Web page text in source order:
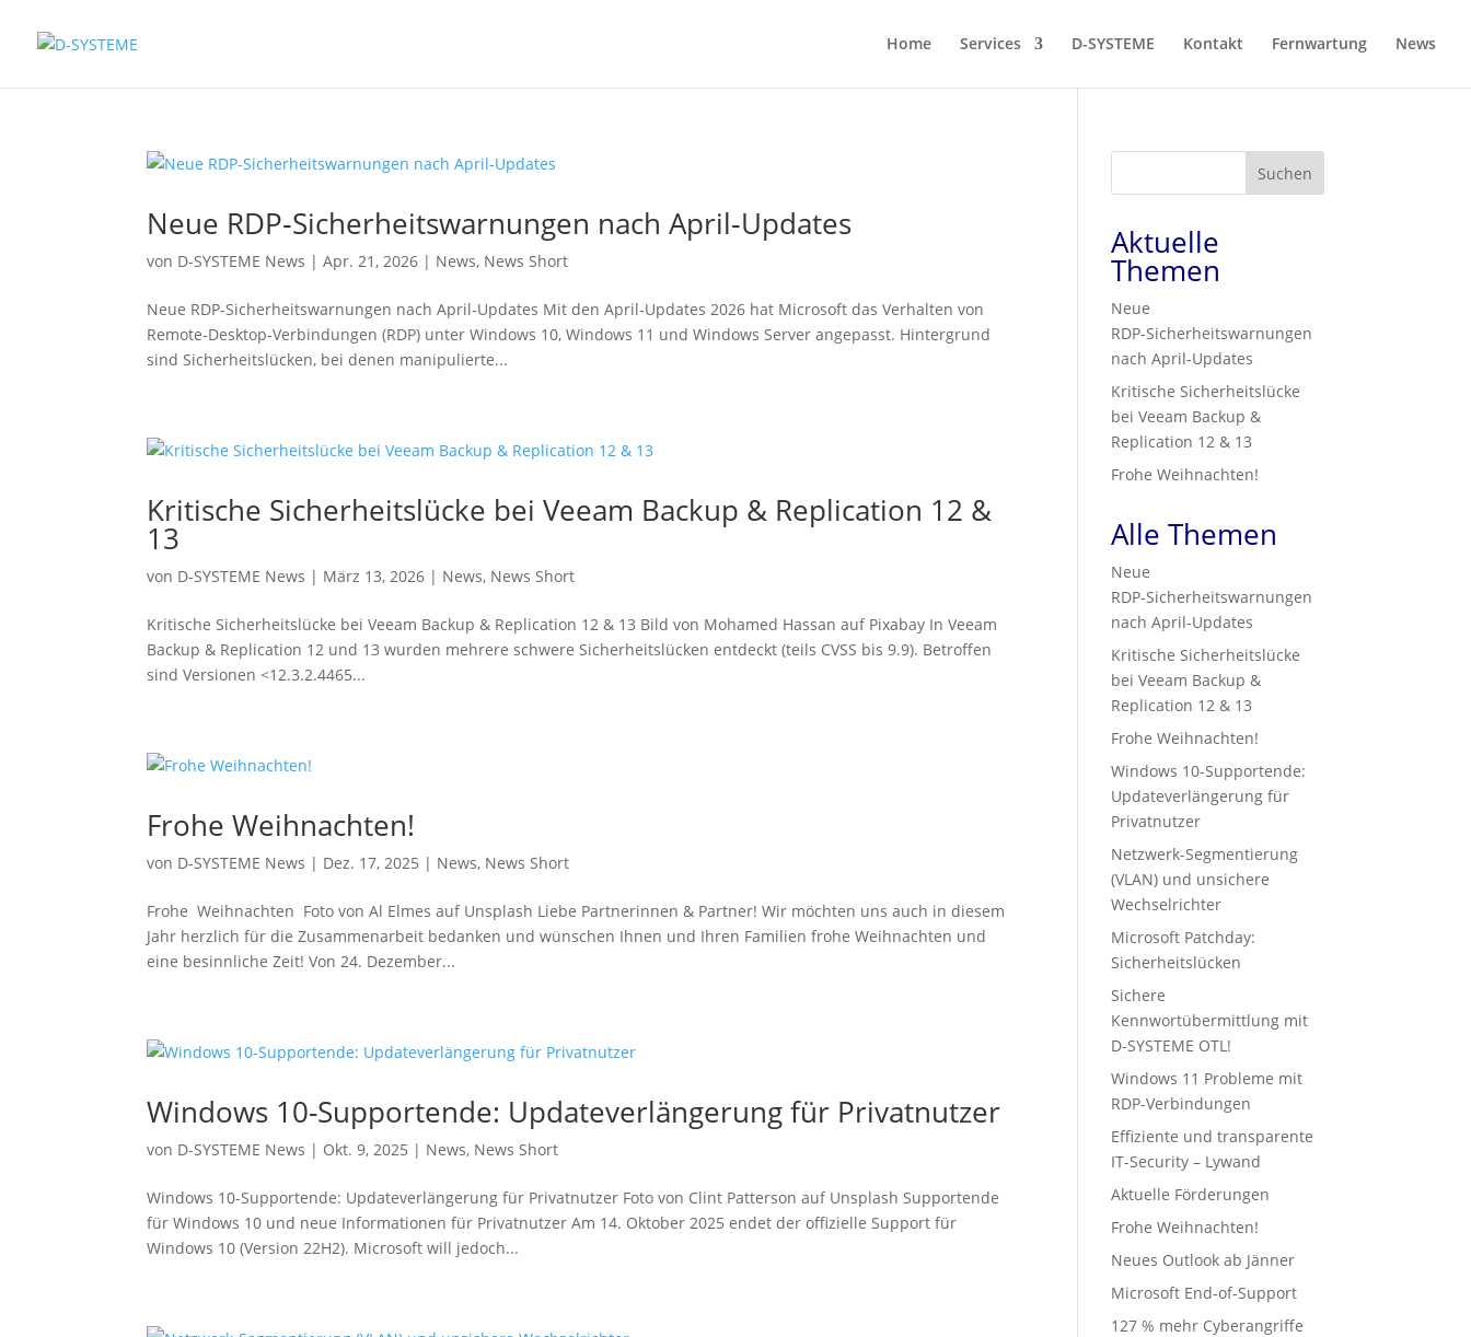
Home Services D-SYSTEME Kontakt Fernwartung News
Neue RDP‑Sicherheitswarnungen nach April‑Updates
von D-SYSTEME News |Apr. 21, 2026 | News, News Short
Neue RDP‑Sicherheitswarnungen nach April‑Updates Mit den April‑Updates 2026 hat Microsoft das Verhalten von
Remote‑Desktop‑Verbindungen (RDP) unter Windows 10, Windows 11 und Windows Server angepasst. Hintergrund
sind Sicherheitslücken, bei denen manipulierte...
Kritische Sicherheitslücke bei Veeam Backup & Replication 12 &
13
von D-SYSTEME News | März 13, 2026 | News, News Short
Kritische Sicherheitslücke bei Veeam Backup & Replication 12 & 13 Bild von Mohamed Hassan auf Pixabay In Veeam
Backup & Replication 12 und 13 wurden mehrere schwere Sicherheitslücken entdeckt (teils CVSS bis 9.9). Betroffen
sind Versionen <12.3.2.4465...
Frohe Weihnachten!
von D-SYSTEME News | Dez. 17, 2025 | News, News Short
Frohe Weihnachten Foto von Al Elmes auf Unsplash Liebe Partnerinnen & Partner! Wir möchten uns auch in diesem
Jahr herzlich für die Zusammenarbeit bedanken und wünschen Ihnen und Ihren Familien frohe Weihnachten und
eine besinnliche Zeit! Von 24. Dezember...
Windows 10-Supportende: Updateverlängerung für Privatnutzer
von D-SYSTEME News | Okt. 9, 2025 | News, News Short
Windows 10-Supportende: Updateverlängerung für Privatnutzer Foto von Clint Patterson auf Unsplash Supportende
für Windows 10 und neue Informationen für Privatnutzer Am 14. Oktober 2025 endet der offizielle Support für
Windows 10 (Version 22H2). Microsoft will jedoch...
Suchen
Aktuelle
Themen
Neue
RDP‑Sicherheitswarnungen
nach April‑Updates
Kritische Sicherheitslücke
bei Veeam Backup &
Replication 12 & 13
Frohe Weihnachten!
Alle Themen
Neue
RDP‑Sicherheitswarnungen
nach April‑Updates
Kritische Sicherheitslücke
bei Veeam Backup &
Replication 12 & 13
Frohe Weihnachten!
Windows 10-Supportende:
Updateverlängerung für
Privatnutzer
Netzwerk-Segmentierung
(VLAN) und unsichere
Wechselrichter
Microsoft Patchday:
Sicherheitslücken
Sichere
Kennwortübermittlung mit
D-SYSTEME OTL!
Windows 11 Probleme mit
RDP-Verbindungen
Effiziente und transparente
IT-Security – Lywand
Aktuelle Förderungen
Frohe Weihnachten!
Neues Outlook ab Jänner
Microsoft End-of-Support
127 % mehr Cyberangriffe